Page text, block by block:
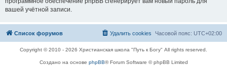
вашей учётной записи.
Список форумов Часовой пояс: UTC+02:00
Удалить cookies
Copyright © 2010 - 2026 Христианская школа "Путь к Богу" All rights reserved.
Создано на основе phpBB® Forum Software © phpBB Limited